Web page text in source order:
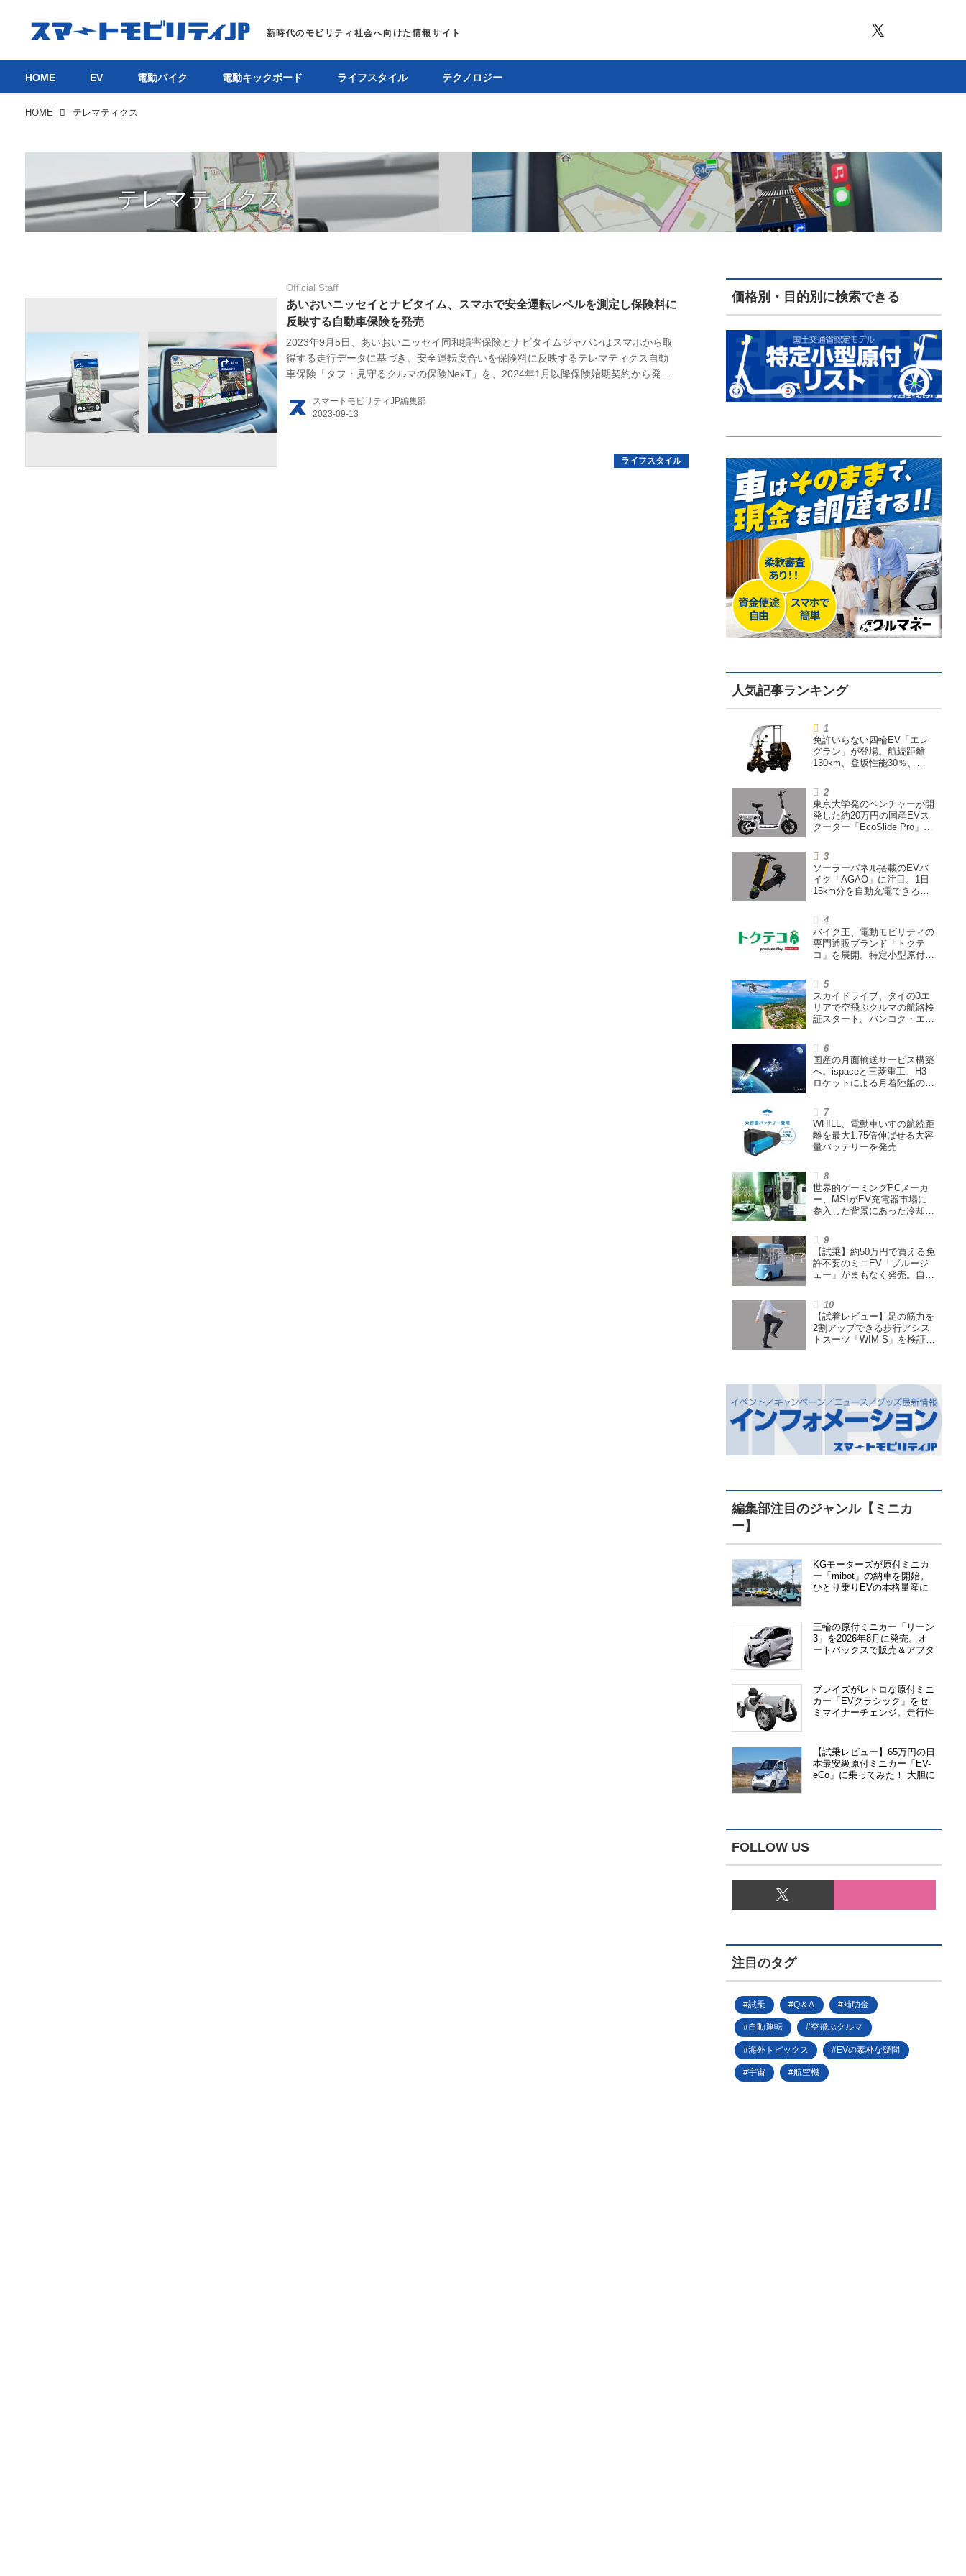
HOME
HOME EV 電動バイク 電動キックボード ライフスタイル テクノロジー
HOME テレマティクス
テレマティクス
Official Staff
あいおいニッセイとナビタイム、スマホで安全運転レベルを測定し保険料に
反映する自動車保険を発売
2023年9月5日、あいおいニッセイ同和損害保険とナビタイムジャパンはスマホから取
得する走行データに基づき、安全運転度合いを保険料に反映するテレマティクス自動
車保険「タフ・見守るクルマの保険NexT」を、2024年1月以降保険始期契約から発売
スマートモビリティJP編集部
価格別・目的別に検索できる
免許いらない四輪EV「エレ
グラン」が登場。航続距離
130km、登坂性能30％、
東京大学発のベンチャーが開
発した約20万円の国産EVス
クーター「EcoSlide Pro」が
ハイパワー特定小型原付
ソーラーパネル搭載のEVバ
イク「AGAO」に注目。1日
15km分を自動充電できる
バイク王、電動モビリティの
専門通販ブランド「トクテ
コ」を展開。特定小型原付や
スカイドライブ、タイの3エ
リアで空飛ぶクルマの航路検
証スタート。バンコク・エア
指す
国産の月面輸送サービス構築
へ。ispaceと三菱重工、H3
ロケットによる月着陸船の打
結
WHILL、電動車いすの航続距
離を最大1.75倍伸ばせる大容
量バッテリーを発売
世界的ゲーミングPCメーカ
ー、MSIがEV充電器市場に
参入した背景にあった冷却技
回】
【試乗】約50万円で買える免
許不要のミニEV「ブルージ
ェー」がまもなく発売。自転
展開
【試着レビュー】足の筋力を
2割アップできる歩行アシス
トスーツ「WIM S」を検証。
編集部注目のジャンル【ミニカ
ー】
KGモーターズが原付ミニカ
ー「mibot」の納車を開始。
ひとり乗りEVの本格量産に
三輪の原付ミニカー「リーン
3」を2026年8月に発売。オ
ートバックスで販売＆アフタ
ブレイズがレトロな原付ミニ
カー「EVクラシック」をセ
ミマイナーチェンジ。走行性
【試乗レビュー】65万円の日
本最安級原付ミニカー「EV-
eCo」に乗ってみた！ 大胆に
FOLLOW US
注目のタグ
試乗 Q＆A 補助金
自動運転 空飛ぶクルマ
海外トピックス EVの素朴な疑問
宇宙 航空機